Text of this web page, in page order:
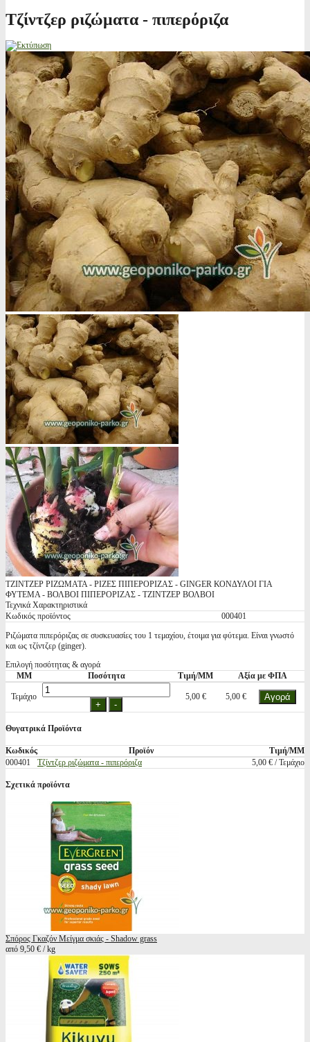
Τζίντζερ ριζώματα - πιπερόριζα
ΤΖΙΝΤΖΕΡ ΡΙΖΩΜΑΤΑ - ΡΙΖΕΣ ΠΙΠΕΡΟΡΙΖΑΣ - GINGER ΚΟΝΔΥΛΟΙ ΓΙΑ
ΦΥΤΕΜΑ - ΒΟΛΒΟΙ ΠΙΠΕΡΟΡΙΖΑΣ - ΤΖΙΝΤΖΕΡ ΒΟΛΒΟΙ
Τεχνικά Χαρακτηριστικά
Κωδικός προϊόντος
000401
Ριζώματα πιπερόριζας σε συσκευασίες του 1 τεμαχίου, έτοιμα για φύτεμα. Είναι γνωστό
και ως τζίντζερ (ginger).
Επιλογή ποσότητας & αγορά
ΜΜ
Ποσότητα Τιμή/ΜΜ Αξία με ΦΠΑ
Τεμάχιο 5,00 € 5,00 €
Θυγατρικά Προϊόντα
Κωδικός Προϊόν
Τιμή/ΜΜ
000401
Τζίντζερ ριζώματα - πιπερόριζα 5,00 € / Τεμάχιο
Σχετικά προϊόντα
Σπόρος Γκαζόν Μείγμα σκιάς - Shadow grass
από 9,50 € / kg